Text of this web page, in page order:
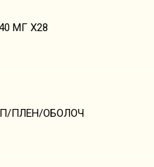
МГ Х28
П/ПЛЕН/ОБОЛОЧ